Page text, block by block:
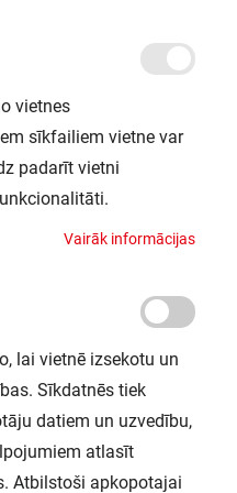
840 LEDV
vietnes
sīkfailiem vietne var
padarīt vietni
Vairāk informācijas
lai vietnē izsekotu un
Sīkdatnēs tiek
datiem un uzvedību,
atlasīt
Atbilstoši apkopotajai